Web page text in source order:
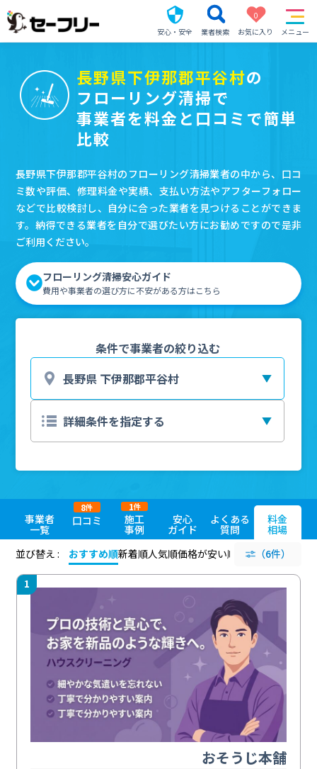
安心・安全 業者検索
0
お気に入り
メニュー
長野県下伊那郡平谷村の
フローリング清掃で
事業者を料金と口コミで簡単
比較
長野県下伊那郡平谷村のフローリング清掃業者の中から、口コ
ミ数や評価、修理料金や実績、支払い方法やアフターフォロー
などで比較検討し、自分に合った業者を見つけることができま
す。納得できる業者を自分で選びたい方にお勧めですので是非
ご利用ください。
フローリング清掃安心ガイド
費用や事業者の選び方に不安がある方はこちら
条件で事業者の絞り込む
事業者
一覧
口コミ
8件
施工
事例
1件
安心
ガイド
よくある
質問
料金
相場
並び替え :
おすすめ順新着順人気順価格が安い順 評価が高い順
（6件）
1
おそうじ本舗